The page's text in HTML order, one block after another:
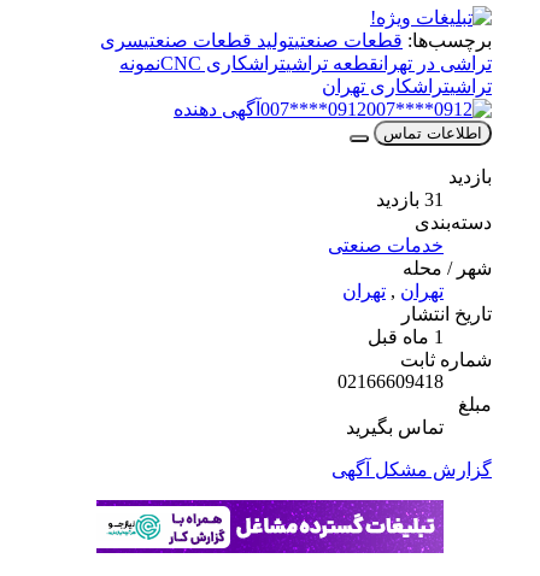
برچسب‌ها:قطعات صنعتیتولید قطعات صنعتیسری
تراشی در تهران قطعه تراشی تراشکاری CNC
نمونه
تراشکاری تهران
0912****007
آگهی دهنده
اطلاعات تماس
دسته‌بندی
خدمات صنعتی
شهر / محله
تهران,تهران
تاریخ انتشار
شماره ثابت
02166609418
تماس بگیرید
گزارش مشکل آگهی